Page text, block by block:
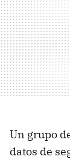
Un grupo
datos de